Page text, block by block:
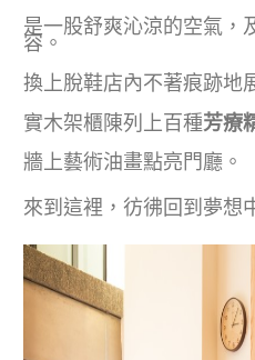
是一股舒爽沁涼的空氣，
容。
換上脫鞋店內不著痕跡地
實木架櫃陳列上百種芳療
牆上藝術油畫點亮門廳。
來到這裡，彷彿回到夢想